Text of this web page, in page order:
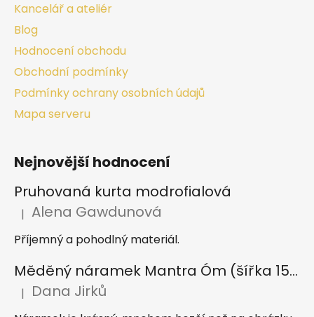
Kancelář a ateliér
Blog
Hodnocení obchodu
Obchodní podmínky
Podmínky ochrany osobních údajů
Mapa serveru
Nejnovější hodnocení
Pruhovaná kurta modrofialová
Hodnocení produktu je 5 z 5 hvězdiček.
| Alena Gawdunová
Příjemný a pohodlný materiál.
Měděný náramek Mantra Óm (šířka 15 mm)
Hodnocení produktu je 5 z 5 hvězdiček.
| Dana Jirků